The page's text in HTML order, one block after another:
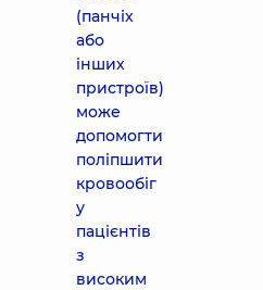
(панчіх
або
інших
пристроїв)
може
допомогти
поліпшити
кровообіг
у
пацієнтів
з
високим